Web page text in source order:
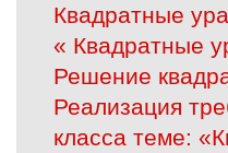
Квадратные
« Квадратные
Решение
Реализация
класса теме: